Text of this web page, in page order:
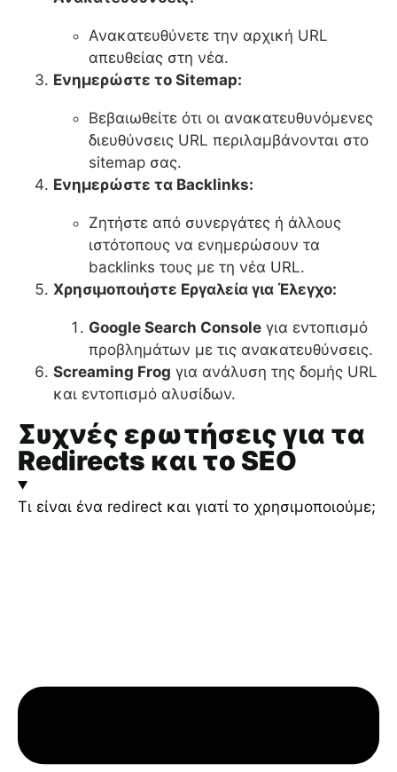
Ανακατευθύνετε την αρχική URL
απευθείας στη νέα.
Ενημερώστε το Sitemap:
Βεβαιωθείτε ότι οι ανακατευθυνόμενες
διευθύνσεις URL περιλαμβάνονται στο
sitemap σας.
Ενημερώστε τα Backlinks:
Ζητήστε από συνεργάτες ή άλλους
ιστότοπους να ενημερώσουν τα
backlinks τους με τη νέα URL.
Χρησιμοποιήστε Εργαλεία για Έλεγχο:
Google Search Console για εντοπισμό
προβλημάτων με τις ανακατευθύνσεις.
Screaming Frog για ανάλυση της δομής URL
και εντοπισμό αλυσίδων.
Συχνές ερωτήσεις για τα
Redirects και το SEO
Τι είναι ένα redirect και γιατί το χρησιμοποιούμε;